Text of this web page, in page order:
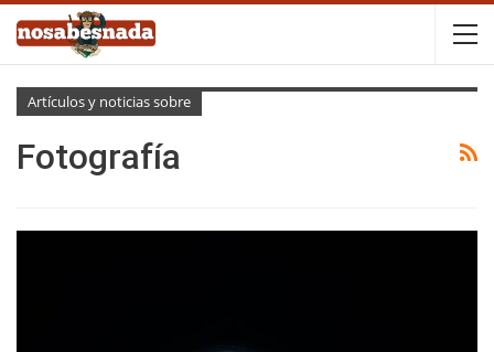
Artículos y noticias sobre
Fotografía